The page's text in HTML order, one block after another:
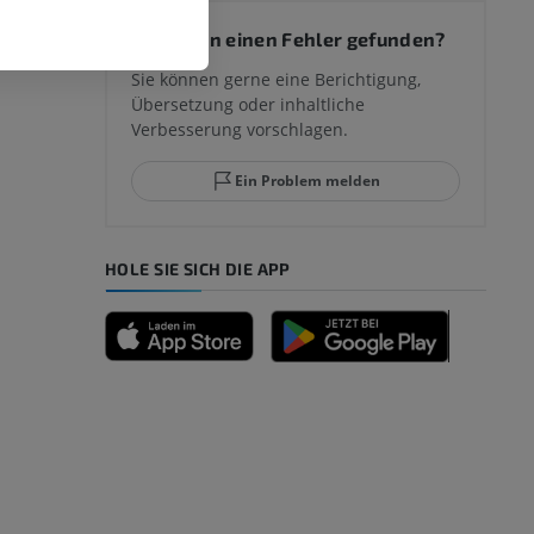
Sie haben einen Fehler gefunden?
Sie können gerne eine Berichtigung,
Übersetzung oder inhaltliche
Verbesserung vorschlagen.
Ein Problem melden
HOLE SIE SICH DIE APP